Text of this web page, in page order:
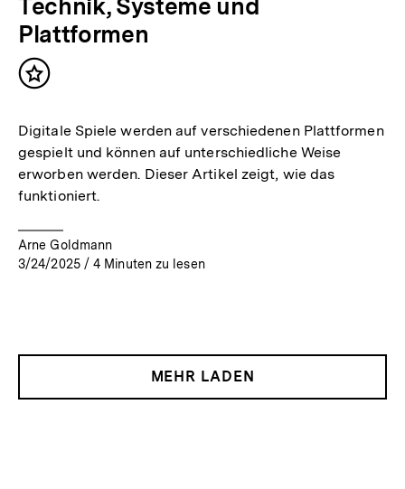
Technik, Systeme und
Plattformen
Inhalt
Digitale Spiele werden auf verschiedenen Plattformen
gespielt und können auf unterschiedliche Weise
erworben werden. Dieser Artikel zeigt, wie das
funktioniert.
Arne Goldmann
3/24/2025 / 4 Minuten zu lesen
MEHR LADEN